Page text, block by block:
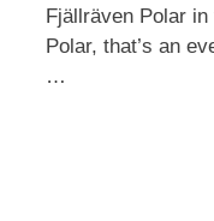
Fjällräven Polar
Polar, that’s an
…